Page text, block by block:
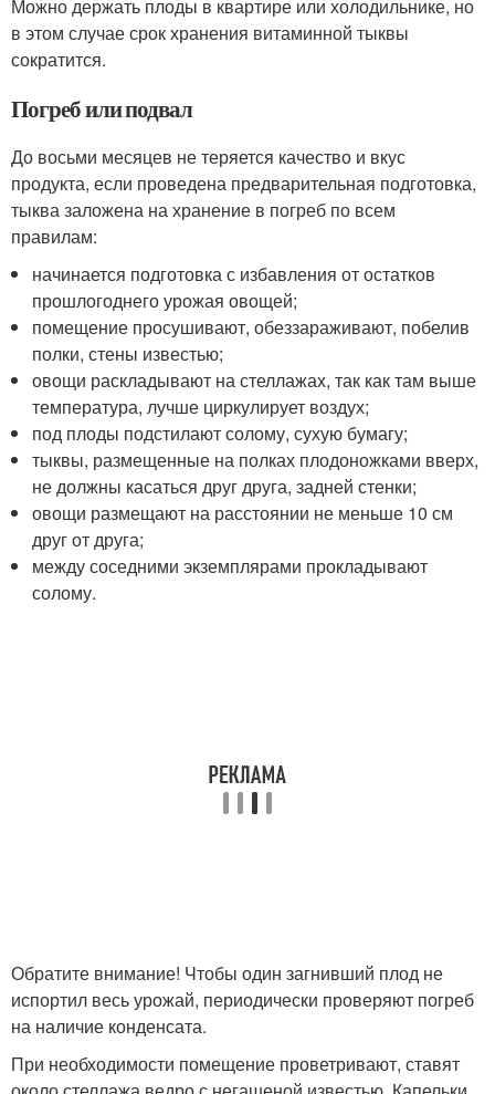
Можно держать плоды в квартире или холодильнике, но
в этом случае срок хранения витаминной тыквы
сократится.
Погреб или подвал
До восьми месяцев не теряется качество и вкус
продукта, если проведена предварительная подготовка,
тыква заложена на хранение в погреб по всем
правилам:
начинается подготовка с избавления от остатков
прошлогоднего урожая овощей;
помещение просушивают, обеззараживают, побелив
полки, стены известью;
овощи раскладывают на стеллажах, так как там выше
температура, лучше циркулирует воздух;
под плоды подстилают солому, сухую бумагу;
тыквы, размещенные на полках плодоножками вверх,
не должны касаться друг друга, задней стенки;
овощи размещают на расстоянии не меньше 10 см
друг от друга;
между соседними экземплярами прокладывают
солому.
Обратите внимание! Чтобы один загнивший плод не
испортил весь урожай, периодически проверяют погреб
на наличие конденсата.
При необходимости помещение проветривают, ставят